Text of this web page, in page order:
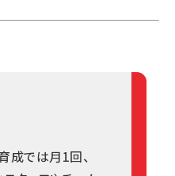
成では月1回、